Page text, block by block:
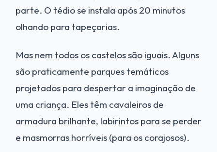
parte. O tédio se instala após 20 minutos
olhando para tapeçarias.
Mas nem todos os castelos são iguais. Alguns
são praticamente parques temáticos
projetados para despertar a imaginação de
uma criança. Eles têm cavaleiros de
armadura brilhante, labirintos para se perder
e masmorras horríveis (para os corajosos).